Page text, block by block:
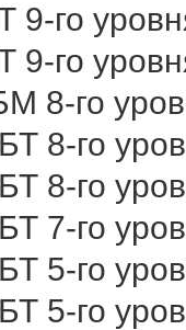
го
го
8-го
8-го
8-го
7-го
5-го
5-го